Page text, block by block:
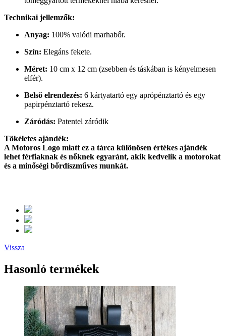
Technikai jellemzők:
Anyag: 100% valódi marhabőr.
Szín: Elegáns fekete.
Méret: 10 cm x 12 cm (zsebben és táskában is kényelmesen
elfér).
Belső elrendezés: 6 kártyatartó egy aprópénztartó és egy
papirpénztartó rekesz.
Záródás: Patentel záródik
Tökéletes ajándék:
A Motoros Logo miatt ez a tárca különösen értékes ajándék
lehet férfiaknak és nőknek egyaránt, akik kedvelik a motorokat
és a minőségi bőrdíszműves munkát.
Vissza
Hasonló termékek